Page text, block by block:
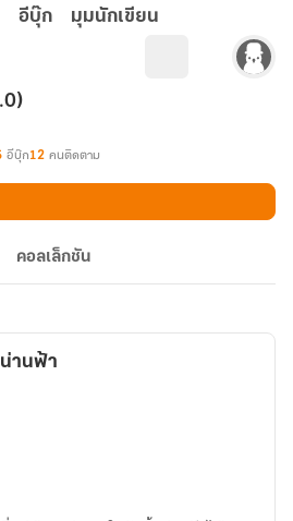
อีบุ๊ก มุมนักเขียน
อีบุ๊ก12 คนติดตาม
คอลเล็กชัน
านฟ้า